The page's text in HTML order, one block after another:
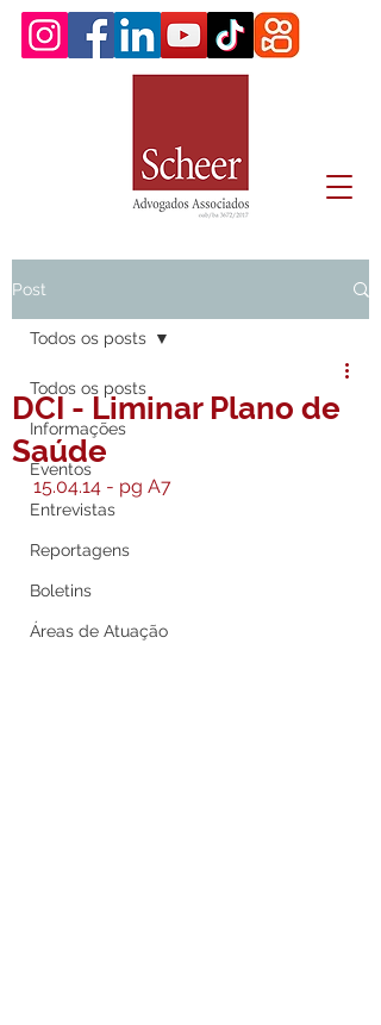
Post
Todos os posts
Informações
Eventos
Entrevistas
Reportagens
Boletins
Áreas de Atuação
Todos os posts
DCI - Liminar Plano de
Saúde
15.04.14 - pg A7